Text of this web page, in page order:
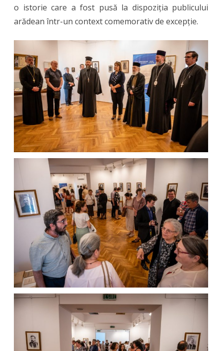
o istorie care a fost pusă la dispoziția publicului
arădean într-un context comemorativ de excepție.